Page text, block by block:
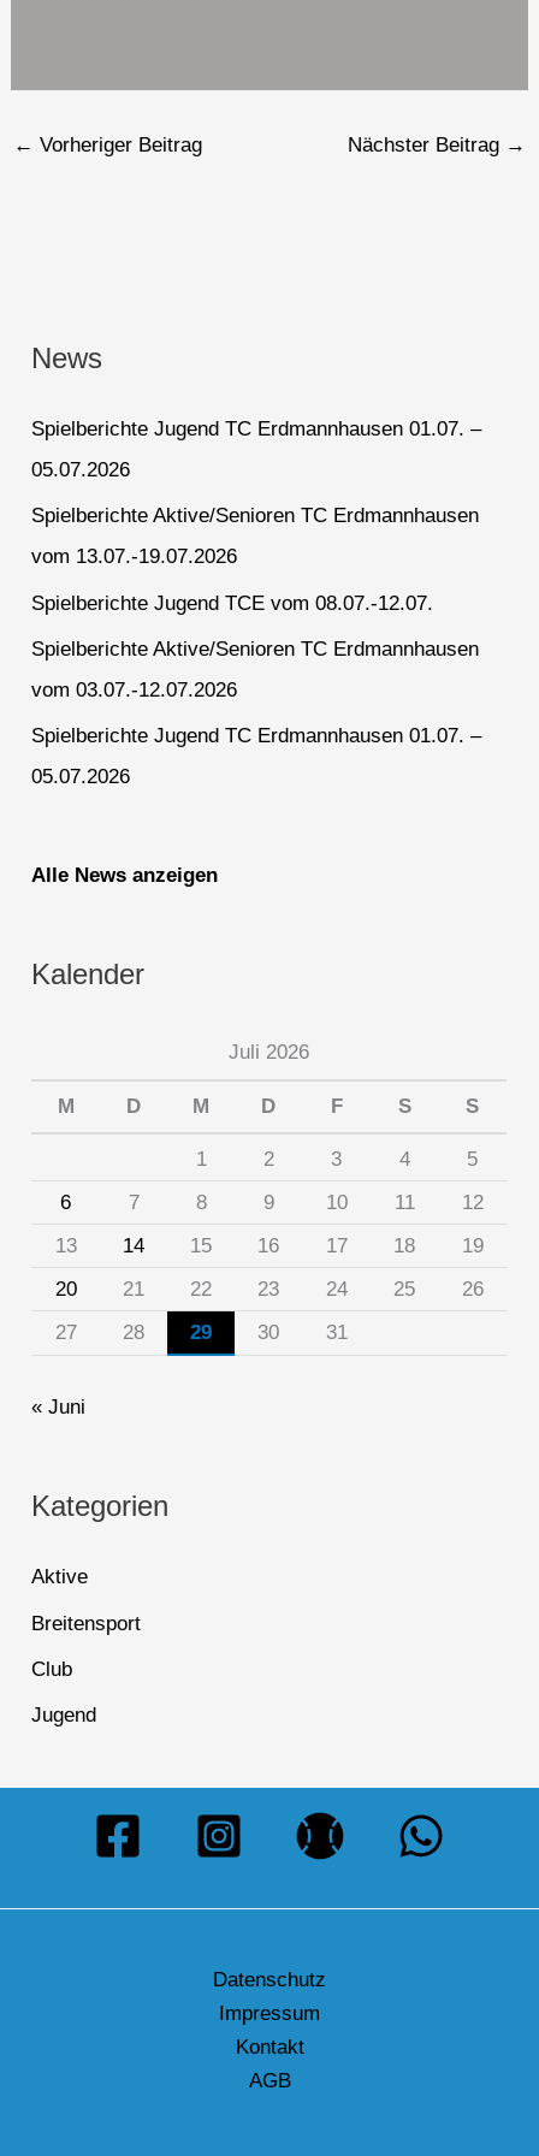
← Vorheriger Beitrag Nächster Beitrag →
News
Spielberichte Jugend TC Erdmannhausen 01.07. –
05.07.2026
Spielberichte Aktive/Senioren TC Erdmannhausen
vom 13.07.-19.07.2026
Spielberichte Jugend TCE vom 08.07.-12.07.
Spielberichte Aktive/Senioren TC Erdmannhausen
vom 03.07.-12.07.2026
Spielberichte Jugend TC Erdmannhausen 01.07. –
05.07.2026
Alle News anzeigen
Kalender
Juli 2026
M D M D F S S
1 2 3 4
5
6
7 8 9 10 11
12
13
14 15 16 17 18
19
20
21 22 23 24 25
26
27
28 29 30 31
« Juni
Kategorien
Aktive
Breitensport
Club
Jugend
Datenschutz
Impressum
Kontakt
AGB